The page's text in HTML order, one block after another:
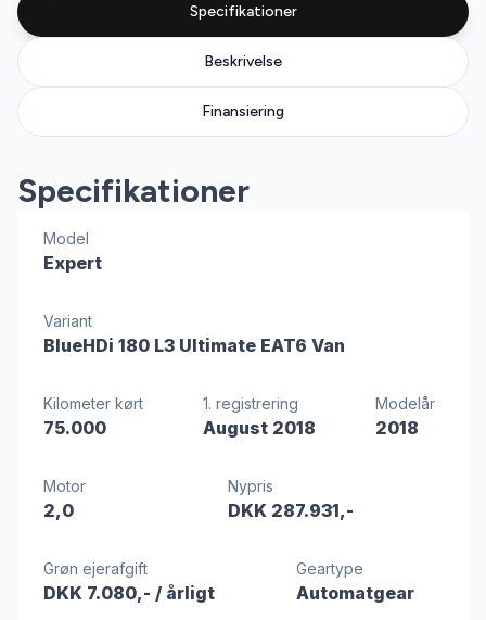
Specifikationer
Beskrivelse
Finansiering
Specifikationer
Model
Expert
Variant
BlueHDi 180 L3 Ultimate EAT6 Van
Kilometer kørt
75.000
1. registrering
August 2018
Modelår
2018
Motor
2,0
Nypris
DKK 287.931,-
Grøn ejerafgift
DKK 7.080,- / årligt
Geartype
Automatgear